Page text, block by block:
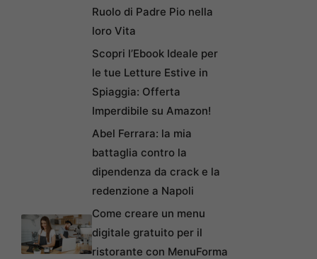
Ruolo di Padre Pio nella
loro Vita
Scopri l’Ebook Ideale per
le tue Letture Estive in
Spiaggia: Offerta
Imperdibile su Amazon!
Abel Ferrara: la mia
battaglia contro la
dipendenza da crack e la
redenzione a Napoli
Come creare un menu
digitale gratuito per il
ristorante con MenuForma